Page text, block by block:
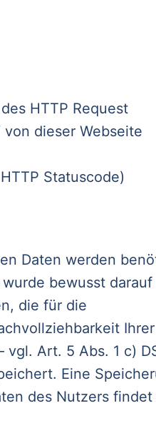
HTTP Request
dieser Webseite
Statuscode)
Daten werden
bewusst darauf
die für die
Ihrer
Art. 5 Abs. 1 c)
Eine
des Nutzers findet